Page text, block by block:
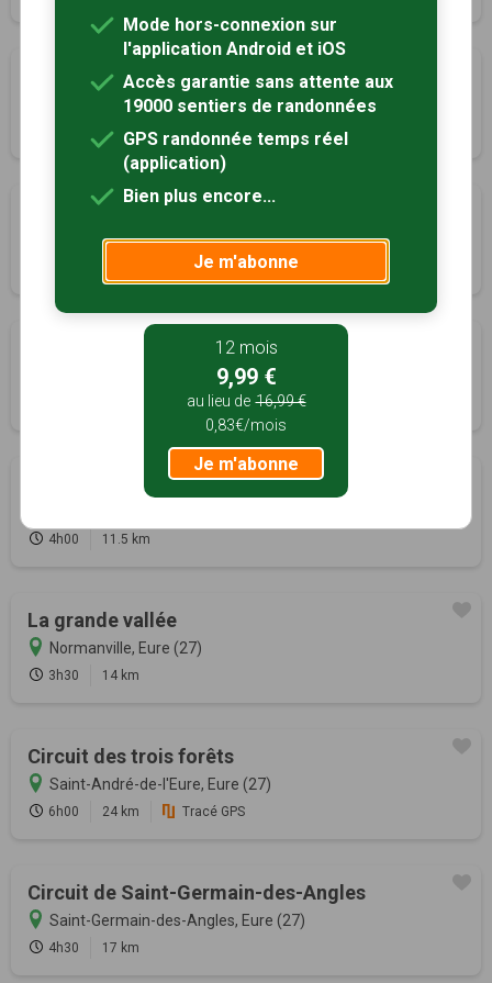
La vraie nature de l’agriculture
Jouy-sur-Eure, Eure (27)
12.5 km Tracé GPS
Sentier des jeunes pousses
La Chapelle-Réanville, Eure (27)
Sur la trace des gallo-romains
Le Vieil-Évreux, Eure (27)
Balade de St-Taurin
4h00 11.5 km
La grande vallée
Normanville, Eure (27)
3h30 14 km
Circuit des trois forêts
Saint-André-de-l'Eure, Eure (27)
6h00 24 km Tracé GPS
Circuit de Saint-Germain-des-Angles
Saint-Germain-des-Angles, Eure (27)
4h30 17 km
Mode hors-connexion sur
l'application Android et iOS
Accès garantie sans attente aux
19000 sentiers de randonnées
GPS randonnée temps réel
(application)
Bien plus encore...
Je m'abonne
12 mois
9,99 €
au lieu de 16,99 €
0,83€/mois
Je m'abonne